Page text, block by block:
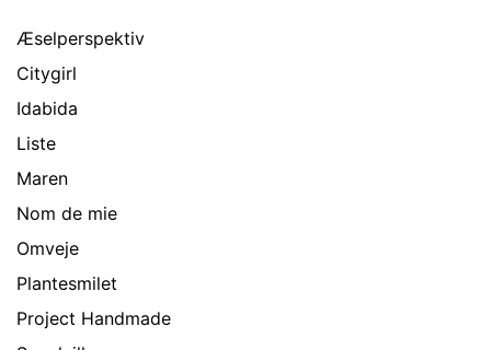
Æselperspektiv
Citygirl
Idabida
Liste
Maren
Nom de mie
Omveje
Plantesmilet
Project Handmade